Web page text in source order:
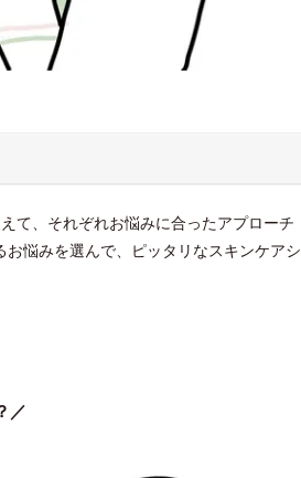
て、それぞれお悩みに合ったアプローチ
悩みを選んで、ピッタリなスキンケアシ
／